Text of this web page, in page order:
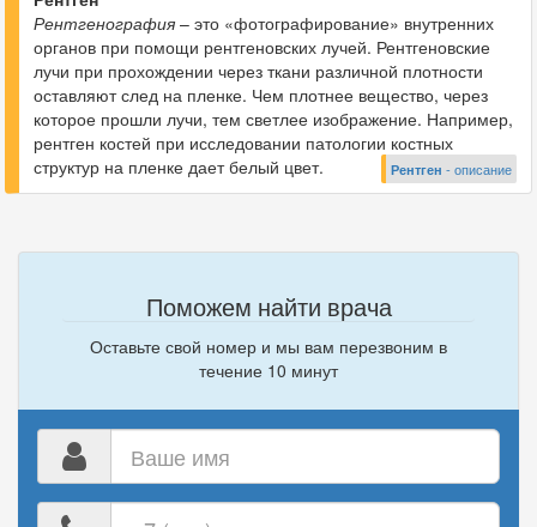
Рентгенография – это «фотографирование» внутренних
органов при помощи рентгеновских лучей. Рентгеновские
лучи при прохождении через ткани различной плотности
оставляют след на пленке. Чем плотнее вещество, через
которое прошли лучи, тем светлее изображение. Например,
рентген костей при исследовании патологии костных
структур на пленке дает белый цвет.
Рентген - описание
Поможем найти врача
Оставьте свой номер и мы вам перезвоним в
течение 10 минут